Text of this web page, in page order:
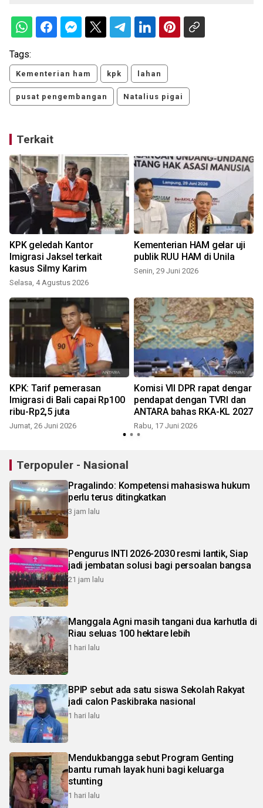
Tags:
Kementerian ham kpk lahan
pusat pengembangan Natalius pigai
Terkait
KPK geledah Kantor
Imigrasi Jaksel terkait
kasus Silmy Karim
Selasa, 4 Agustus 2026
Kementerian HAM gelar uji
publik RUU HAM di Unila
Senin, 29 Juni 2026
KPK: Tarif pemerasan
Imigrasi di Bali capai Rp100
ribu-Rp2,5 juta
Jumat, 26 Juni 2026
Komisi VII DPR rapat dengar
pendapat dengan TVRI dan
ANTARA bahas RKA-KL 2027
Rabu, 17 Juni 2026
Terpopuler - Nasional
Pragalindo: Kompetensi mahasiswa hukum
perlu terus ditingkatkan
3 jam lalu
Pengurus INTI 2026-2030 resmi lantik, Siap
jadi jembatan solusi bagi persoalan bangsa
21 jam lalu
Manggala Agni masih tangani dua karhutla di
Riau seluas 100 hektare lebih
1 hari lalu
BPIP sebut ada satu siswa Sekolah Rakyat
jadi calon Paskibraka nasional
1 hari lalu
Mendukbangga sebut Program Genting
bantu rumah layak huni bagi keluarga
stunting
1 hari lalu